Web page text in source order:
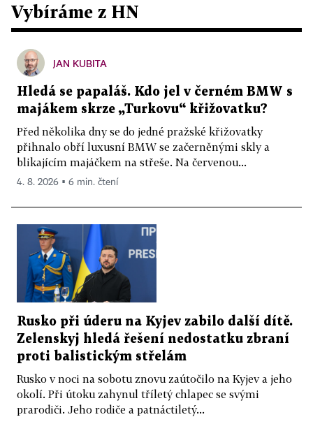
Vybíráme z HN
JAN KUBITA
Hledá se papaláš. Kdo jel v černém BMW s
majákem skrze „Turkovu“ křižovatku?
Před několika dny se do jedné pražské křižovatky
přihnalo obří luxusní BMW se začerněnými skly a
blikajícím majáčkem na střeše. Na červenou...
4. 8. 2026 ▪ 6 min. čtení
Rusko při úderu na Kyjev zabilo další dítě.
Zelenskyj hledá řešení nedostatku zbraní
proti balistickým střelám
Rusko v noci na sobotu znovu zaútočilo na Kyjev a jeho
okolí. Při útoku zahynul tříletý chlapec se svými
prarodiči. Jeho rodiče a patnáctiletý...